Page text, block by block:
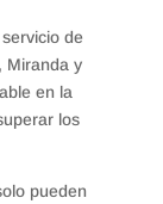
de
Miranda y
en la
los
pueden